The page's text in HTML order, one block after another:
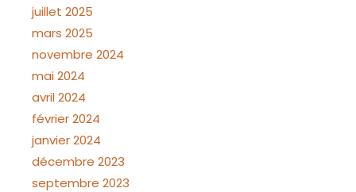
juillet 2025
mars 2025
novembre 2024
mai 2024
avril 2024
février 2024
janvier 2024
décembre 2023
septembre 2023